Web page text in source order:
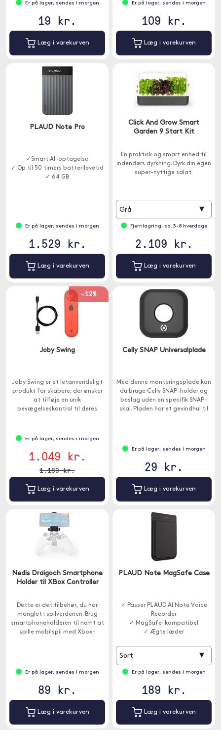
Er på lager, sendes i morgen
19 kr.
Læg i varekurven
Er på lager, sendes i morgen
109 kr.
Læg i varekurven
PLAUD Note Pro
✓Smart AI-optagelse
✓ Op til 50 timers batterilevetid
✓ 64 GB
Er på lager, sendes i morgen
1.529 kr.
Læg i varekurven
Click And Grow Smart
Garden 9 Start Kit
En praktisk og smart enhed til
indendørs dyrkning. Dyrk din egen
super-nyttige salat.
Grå ▾
Fjernlagring, ca. 3-8 hverdage
2.109 kr.
Læg i varekurven
-12%
Joby Swing
Joby Swing er et letanvendeligt
produkt for skabere, der ønsker
at tilføje en unik
bevægelseskontrol til deres
Er på lager, sendes i morgen
1.049 kr.
1.189 kr.
Læg i varekurven
Celly SNAP Universalplade
Med denne monteringsplade kan
du bruge Celly SNAP-holder og
beslag uden en specifik SNAP-
skal. Pladen har et gevindhul til
Er på lager, sendes i morgen
29 kr.
Læg i varekurven
Nedis Draigoch Smartphone
Holder til XBox Controller
Dette er det tilbehør, du har
manglet i spilverdenen. Brug
smartphoneholderen til nemt at
spille mobilspil med Xbox-
Er på lager, sendes i morgen
89 kr.
Læg i varekurven
PLAUD Note MagSafe Case
✓ Passer PLAUD.AI Note Voice
Recorder
✓ MagSafe-kompatibel
✓ Ægte læder
Sort ▾
Er på lager, sendes i morgen
189 kr.
Læg i varekurven